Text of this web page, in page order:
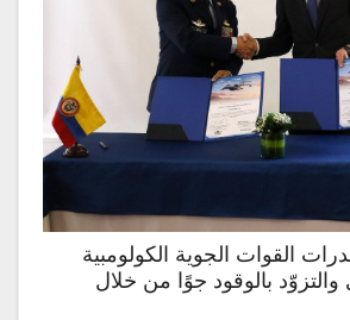
القوات الجوية الكولومبية
بالوقود جوًا من خلال
390 ميلينيوم”